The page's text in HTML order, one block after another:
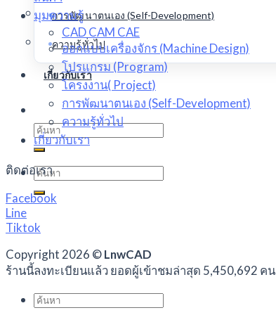
การพัฒนาตนเอง (Self-Development)
ความรู้ทั่วไป
เกี่ยวกับเรา
Search
for:
Search
มุมความรู้
CAD CAM CAE
ออกแบบเครื่องจักร (Machine Design)
โปรแกรม (Program)
โครงงาน( Project)
การพัฒนาตนเอง (Self-Development)
ความรู้ทั่วไป
เกี่ยวกับเรา
ติดต่อเรา
Facebook
Line
Tiktok
Copyright 2026 ©LnwCAD
ร้านนี้ลงทะเบียนแล้ว ยอดผู้เข้าชมล่าสุด 5,450,692 คน
Search